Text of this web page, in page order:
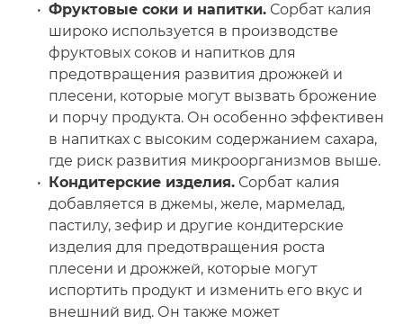
Фруктовые соки и напитки.Сорбат калия
широко используется в производстве
фруктовых соков и напитков для
предотвращения развития дрожжей и
плесени, которые могут вызвать брожение
и порчу продукта. Он особенно эффективен
в напитках с высоким содержанием сахара,
где риск развития микроорганизмов выше.
Кондитерские изделия.Сорбат калия
добавляется в джемы, желе, мармелад,
пастилу, зефир и другие кондитерские
изделия для предотвращения роста
плесени и дрожжей, которые могут
испортить продукт и изменить его вкус и
внешний вид. Он также может